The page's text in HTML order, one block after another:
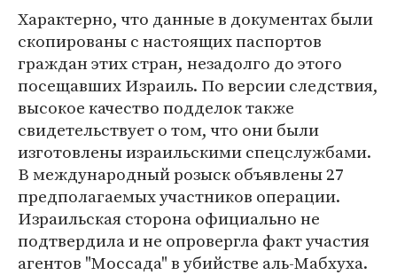
Характерно, что данные в документах были
скопированы с настоящих паспортов
граждан этих стран, незадолго до этого
посещавших Израиль. По версии следствия,
высокое качество подделок также
свидетельствует о том, что они были
изготовлены израильскими спецслужбами.
В международный розыск объявлены 27
предполагаемых участников операции.
Израильская сторона официально не
подтвердила и не опровергла факт участия
агентов "Моссада" в убийстве аль-Мабхуха.